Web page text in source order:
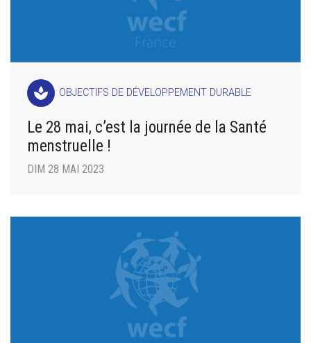
spa OBJECTIFS DE DÉVELOPPEMENT DURABLE
Le 28 mai, c’est la journée de la Santé
menstruelle !
DIM 28 MAI 2023